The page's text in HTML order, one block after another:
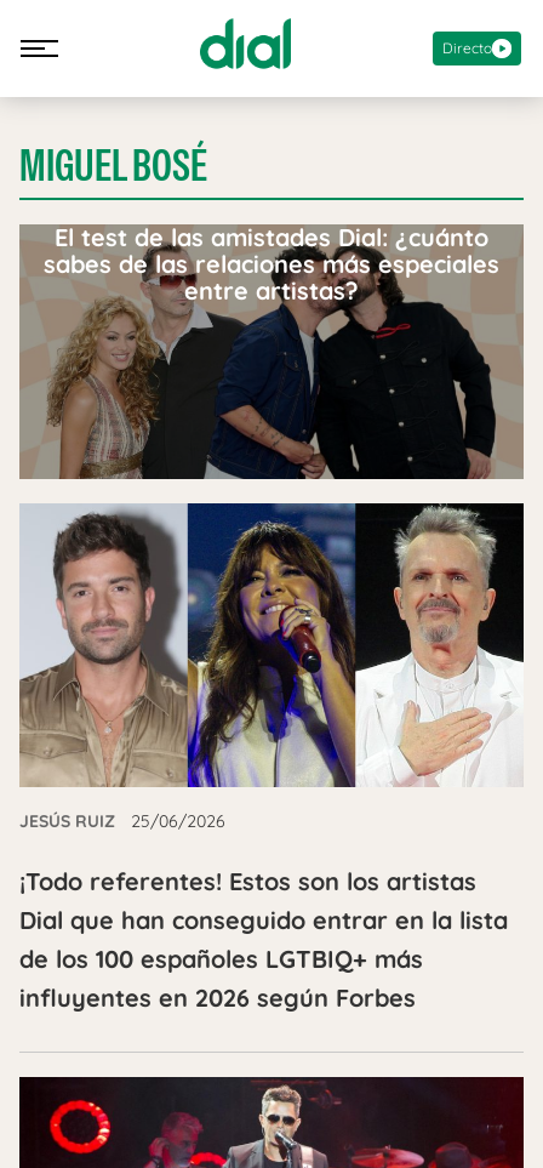
Directo
MIGUEL BOSÉ
El test de las amistades Dial: ¿cuánto
sabes de las relaciones más especiales
entre artistas?
JESÚS RUIZ 25/06/2026
¡Todo referentes! Estos son los artistas
Dial que han conseguido entrar en la lista
de los 100 españoles LGTBIQ+ más
influyentes en 2026 según Forbes